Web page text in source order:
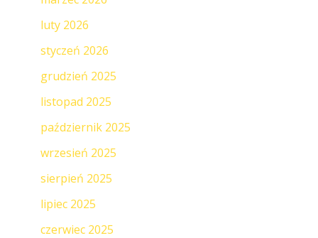
luty 2026
styczeń 2026
grudzień 2025
listopad 2025
październik 2025
wrzesień 2025
sierpień 2025
lipiec 2025
czerwiec 2025